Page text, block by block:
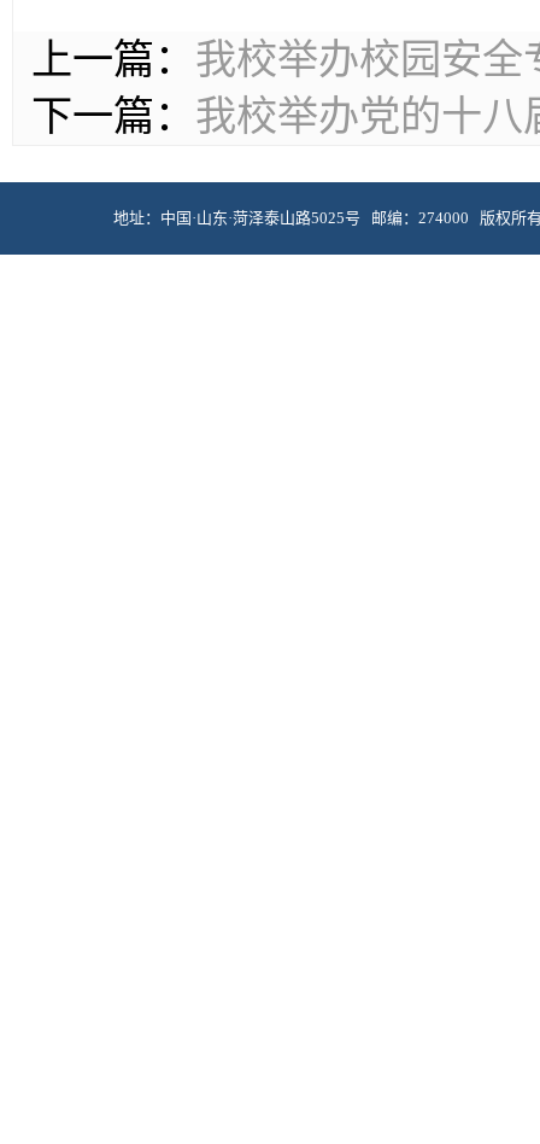
上一篇： 我校举办校园安全
下一篇： 我校举办党的十八
地址：中国·山东·菏泽泰山路5025号 邮编：274000 版权所